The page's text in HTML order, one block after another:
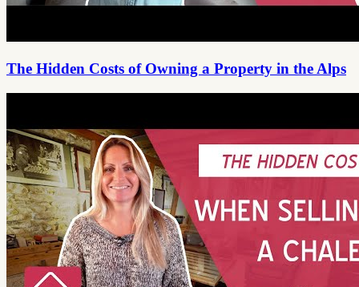
The Hidden Costs of Owning a Property in the Alps